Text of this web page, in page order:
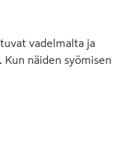
vadelmalta ja
näiden syömisen